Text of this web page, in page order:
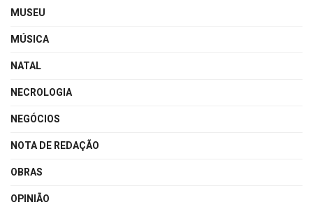
MUSEU
MÚSICA
NATAL
NECROLOGIA
NEGÓCIOS
NOTA DE REDAÇÃO
OBRAS
OPINIÃO